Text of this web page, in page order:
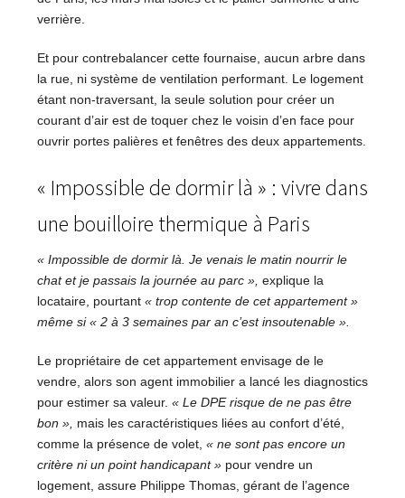
verrière.
Et pour contrebalancer cette fournaise, aucun arbre dans
la rue, ni système de ventilation performant. Le logement
étant non-traversant, la seule solution pour créer un
courant d’air est de toquer chez le voisin d’en face pour
ouvrir portes palières et fenêtres des deux appartements.
« Impossible de dormir là » : vivre dans
une bouilloire thermique à Paris
« Impossible de dormir là. Je venais le matin nourrir le
chat et je passais la journée au parc », explique la
locataire, pourtant « trop contente de cet appartement »
même si « 2 à 3 semaines par an c’est insoutenable ».
Le propriétaire de cet appartement envisage de le
vendre, alors son agent immobilier a lancé les diagnostics
pour estimer sa valeur. « Le DPE risque de ne pas être
bon », mais les caractéristiques liées au confort d’été,
comme la présence de volet, « ne sont pas encore un
critère ni un point handicapant » pour vendre un
logement, assure Philippe Thomas, gérant de l’agence